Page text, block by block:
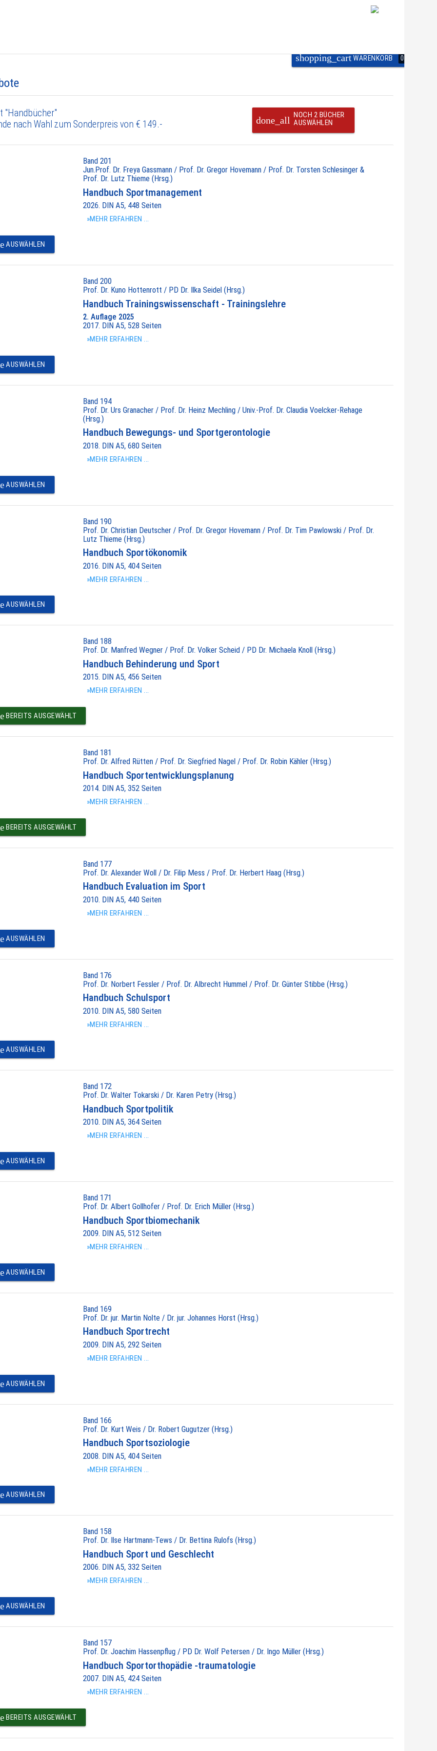
shopping_cartWARENKORB 0
"Handbücher"
nach Wahl zum Sonderpreis von € 149.-
done_all
NOCH 2 BÜCHER
AUSWÄHLEN
Band 201
Jun.Prof. Dr. Freya Gassmann / Prof. Dr. Gregor Hovemann / Prof. Dr. Torsten Schlesinger &
Prof. Dr. Lutz Thieme (Hrsg.)
Handbuch Sportmanagement
2026. DIN A5, 448 Seiten
»MEHR ERFAHREN ...
AUSWÄHLEN
Band 200
Prof. Dr. Kuno Hottenrott / PD Dr. Ilka Seidel (Hrsg.)
Handbuch Trainingswissenschaft - Trainingslehre
2. Auflage 2025
2017. DIN A5, 528 Seiten
»MEHR ERFAHREN ...
AUSWÄHLEN
Band 194
Prof. Dr. Urs Granacher / Prof. Dr. Heinz Mechling / Univ.-Prof. Dr. Claudia Voelcker-Rehage
(Hrsg.)
Handbuch Bewegungs- und Sportgerontologie
2018. DIN A5, 680 Seiten
»MEHR ERFAHREN ...
AUSWÄHLEN
Band 190
Prof. Dr. Christian Deutscher / Prof. Dr. Gregor Hovemann / Prof. Dr. Tim Pawlowski / Prof. Dr.
Lutz Thieme (Hrsg.)
Handbuch Sportökonomik
2016. DIN A5, 404 Seiten
»MEHR ERFAHREN ...
AUSWÄHLEN
Band 188
Prof. Dr. Manfred Wegner / Prof. Dr. Volker Scheid / PD Dr. Michaela Knoll (Hrsg.)
Handbuch Behinderung und Sport
2015. DIN A5, 456 Seiten
»MEHR ERFAHREN ...
BEREITS AUSGEWÄHLT
Band 181
Prof. Dr. Alfred Rütten / Prof. Dr. Siegfried Nagel / Prof. Dr. Robin Kähler (Hrsg.)
Handbuch Sportentwicklungsplanung
2014. DIN A5, 352 Seiten
»MEHR ERFAHREN ...
BEREITS AUSGEWÄHLT
Band 177
Prof. Dr. Alexander Woll / Dr. Filip Mess / Prof. Dr. Herbert Haag (Hrsg.)
Handbuch Evaluation im Sport
2010. DIN A5, 440 Seiten
»MEHR ERFAHREN ...
AUSWÄHLEN
Band 176
Prof. Dr. Norbert Fessler / Prof. Dr. Albrecht Hummel / Prof. Dr. Günter Stibbe (Hrsg.)
Handbuch Schulsport
2010. DIN A5, 580 Seiten
»MEHR ERFAHREN ...
AUSWÄHLEN
Band 172
Prof. Dr. Walter Tokarski / Dr. Karen Petry (Hrsg.)
Handbuch Sportpolitik
2010. DIN A5, 364 Seiten
»MEHR ERFAHREN ...
AUSWÄHLEN
Band 171
Prof. Dr. Albert Gollhofer / Prof. Dr. Erich Müller (Hrsg.)
Handbuch Sportbiomechanik
2009. DIN A5, 512 Seiten
»MEHR ERFAHREN ...
AUSWÄHLEN
Band 169
Prof. Dr. jur. Martin Nolte / Dr. jur. Johannes Horst (Hrsg.)
Handbuch Sportrecht
2009. DIN A5, 292 Seiten
»MEHR ERFAHREN ...
AUSWÄHLEN
Band 166
Prof. Dr. Kurt Weis / Dr. Robert Gugutzer (Hrsg.)
Handbuch Sportsoziologie
2008. DIN A5, 404 Seiten
»MEHR ERFAHREN ...
AUSWÄHLEN
Band 158
Prof. Dr. Ilse Hartmann-Tews / Dr. Bettina Rulofs (Hrsg.)
Handbuch Sport und Geschlecht
2006. DIN A5, 332 Seiten
»MEHR ERFAHREN ...
AUSWÄHLEN
Band 157
Prof. Dr. Joachim Hassenpflug / PD Dr. Wolf Petersen / Dr. Ingo Müller (Hrsg.)
Handbuch Sportorthopädie -traumatologie
2007. DIN A5, 424 Seiten
»MEHR ERFAHREN ...
BEREITS AUSGEWÄHLT